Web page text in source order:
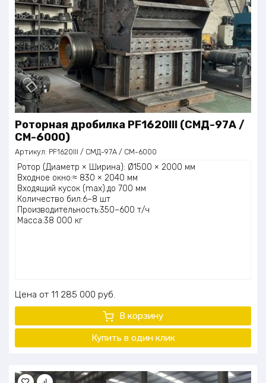
Роторная дробилка PF1620III (СМД-97А /
СМ-6000)
Артикул: PF1620III / СМД-97А / СМ-6000
Ротор (Диаметр × Ширина): Ø1500 × 2000 мм
Входное окно:≈ 830 × 2040 мм
Входящий кусок (max):до 700 мм
Количество бил:6–8 шт
Производительность:350–600 т/ч
Масса:38 000 кг
Цена 11 285 000 руб.
В корзину
Купить в один клик